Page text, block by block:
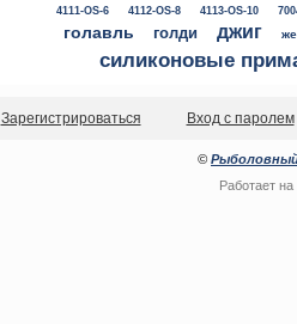
4111-OS-6 4112-OS-8 4113-OS-10
голавль голди джиг
силиконовые
Зарегистрироваться Вход с паролем
© Рыболовный
Работает